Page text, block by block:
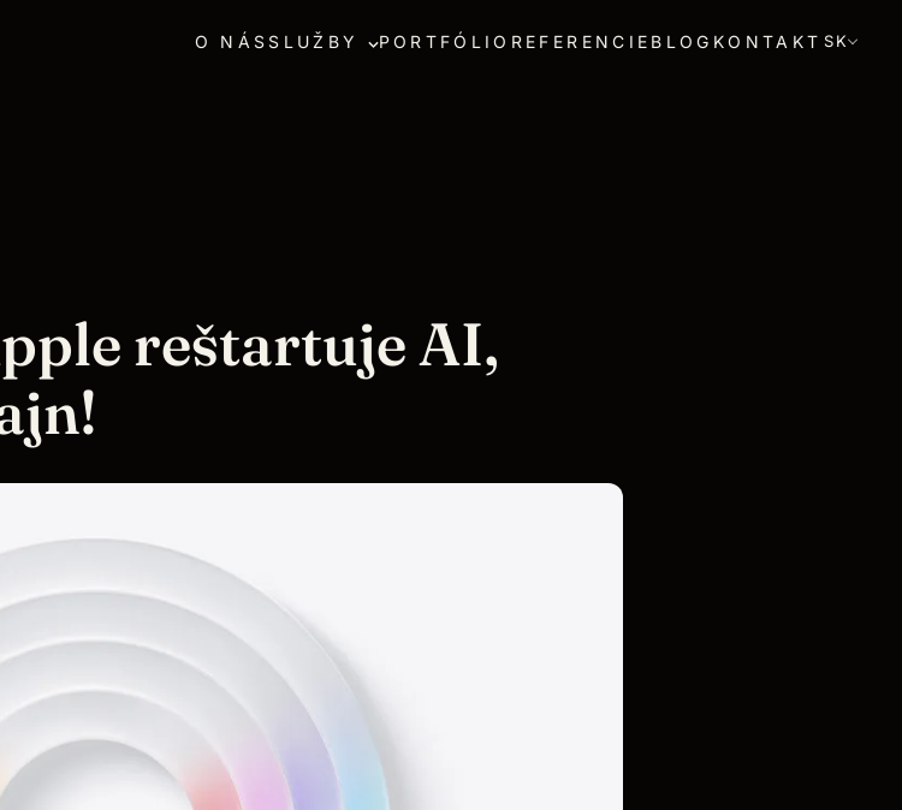
O NÁS SLUŽBY PORTFÓLIO REFERENCIE BLOG KONTAKT SK
reštartuje AI,